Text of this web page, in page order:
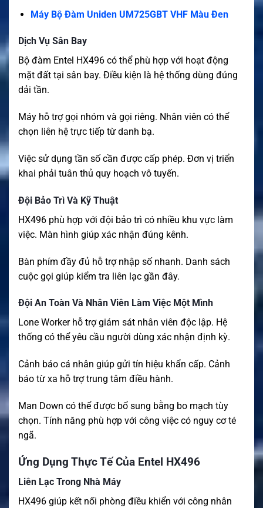
Máy Bộ Đàm Uniden UM725GBT VHF Màu Đen
Dịch Vụ Sân Bay
Bộ đàm Entel HX496 có thể phù hợp với hoạt động
mặt đất tại sân bay. Điều kiện là hệ thống dùng đúng
dải tần.
Máy hỗ trợ gọi nhóm và gọi riêng. Nhân viên có thể
chọn liên hệ trực tiếp từ danh bạ.
Việc sử dụng tần số cần được cấp phép. Đơn vị triển
khai phải tuân thủ quy hoạch vô tuyến.
Đội Bảo Trì Và Kỹ Thuật
HX496 phù hợp với đội bảo trì có nhiều khu vực làm
việc. Màn hình giúp xác nhận đúng kênh.
Bàn phím đầy đủ hỗ trợ nhập số nhanh. Danh sách
cuộc gọi giúp kiểm tra liên lạc gần đây.
Đội An Toàn Và Nhân Viên Làm Việc Một Mình
Lone Worker hỗ trợ giám sát nhân viên độc lập. Hệ
thống có thể yêu cầu người dùng xác nhận định kỳ.
Cảnh báo cá nhân giúp gửi tín hiệu khẩn cấp. Cảnh
báo từ xa hỗ trợ trung tâm điều hành.
Man Down có thể được bổ sung bằng bo mạch tùy
chọn. Tính năng phù hợp với công việc có nguy cơ té
ngã.
Ứng Dụng Thực Tế Của Entel HX496
Liên Lạc Trong Nhà Máy
HX496 giúp kết nối phòng điều khiển với công nhân